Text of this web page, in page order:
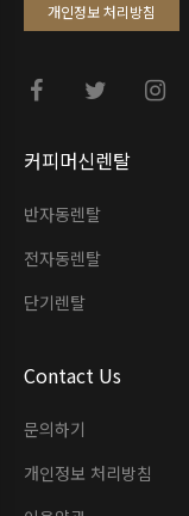
커피머신렌탈
반자동렌탈
전자동렌탈
단기렌탈
Contact Us
문의하기
개인정보 처리방침
개인정보 처리방침